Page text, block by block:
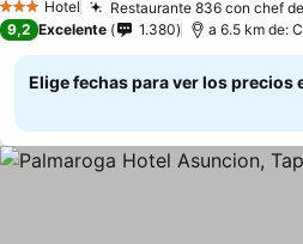
3 Estrellas
Hotel Restaurante 836 con chef
9,2 Excelente 1.380 a 6.5 km de:
Elige fechas para ver los precios